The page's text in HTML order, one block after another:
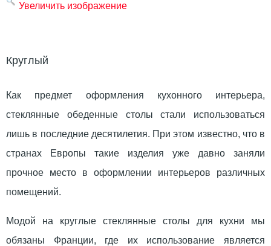
Увеличить изображение
Круглый
Как предмет оформления кухонного интерьера,
стеклянные обеденные столы стали использоваться
лишь в последние десятилетия. При этом известно, что в
странах Европы такие изделия уже давно заняли
прочное место в оформлении интерьеров различных
помещений.
Модой на круглые стеклянные столы для кухни мы
обязаны Франции, где их использование является